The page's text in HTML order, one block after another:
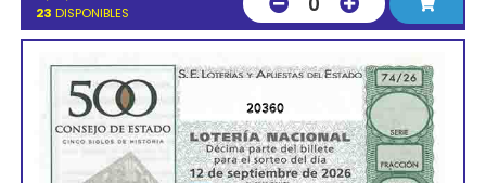
23 DISPONIBLES
20360